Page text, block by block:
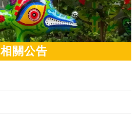
相關公告